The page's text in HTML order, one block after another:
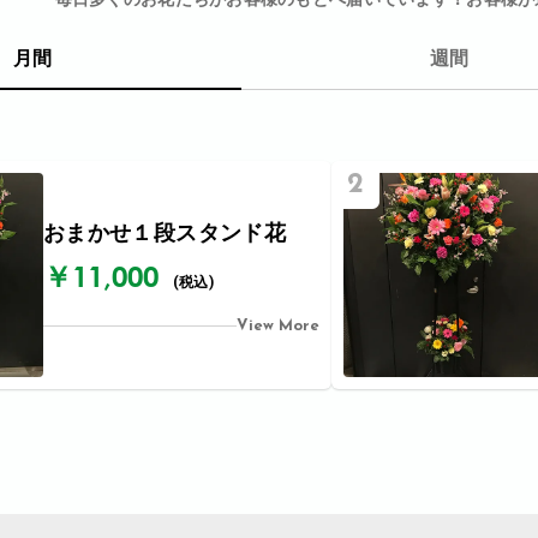
月間 週間
おまかせ１段スタンド花
￥11,000 (税込)
View More
2